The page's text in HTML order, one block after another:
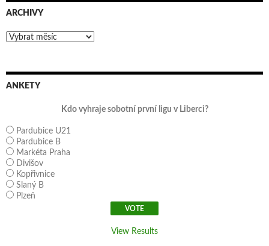
ARCHIVY
Archivy
ANKETY
Kdo vyhraje sobotní první ligu v Liberci?
Pardubice U21
Pardubice B
Markéta Praha
Divišov
Kopřivnice
Slaný B
Plzeň
View Results